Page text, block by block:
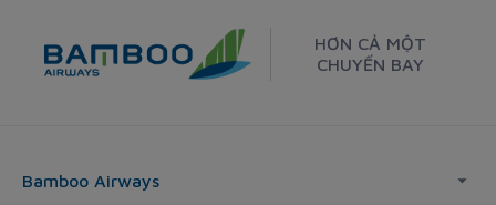
HƠN CẢ MỘT
CHUYẾN BAY
Bamboo Airways